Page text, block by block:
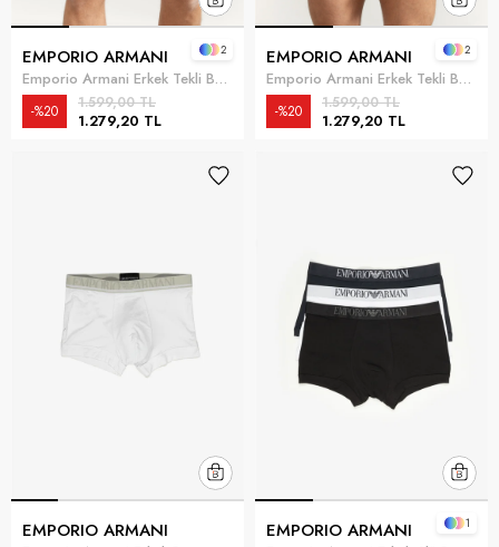
EMPORIO ARMANI
Emporio Armani Erkek Tekli Boxer Siyah
1.279,20 TL
1.599,00 TL
%20
2 EMPORIO ARMANI
Emporio Armani Erkek Tekli Boxer Beyaz
1.279,20 TL
1.599,00 TL
%20
2
EMPORIO ARMANI EMPORIO ARMANI 1